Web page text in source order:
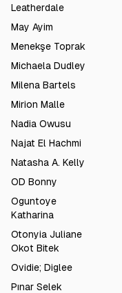
Leatherdale
May Ayim
Menekşe Toprak
Michaela Dudley
Milena Bartels
Mirion Malle
Nadia Owusu
Najat El Hachmi
Natasha A. Kelly
OD Bonny
Oguntoye
Katharina
Otonyia Juliane
Okot Bitek
Ovidie; Diglee
Pınar Selek